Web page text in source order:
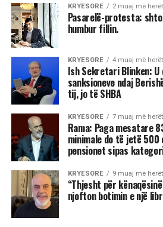
KRYESORE 2 muaj më herët
Pasarelë-protesta:
humbur fillin.
KRYESORE 4 muaj më herët
Ish Sekretari Blinken:
sanksioneve ndaj
tij, jo të SHBA
KRYESORE 7 muaj më herët
Rama: Paga mesatare
minimale do të jetë
pensionet sipas
KRYESORE 9 muaj më herët
“Thjesht për
njofton botimin e një